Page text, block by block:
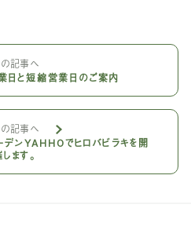
記事へ
と短縮営業日のご案内
記事へ
ンYAHHOでヒロバビラキを開
ます。